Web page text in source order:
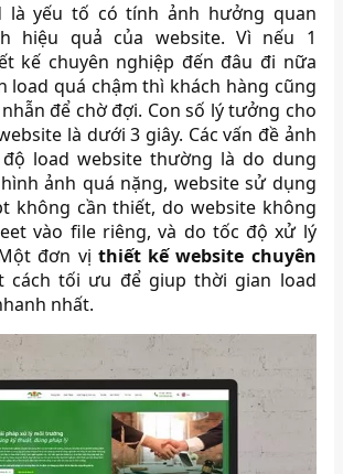
là yếu tố có tính ảnh hưởng quan
hiệu quả của website. Vì nếu 1
kế chuyên nghiệp đến đâu đi nữa
load quá chậm thì khách hàng cũng
để chờ đợi. Con số lý tưởng cho
là dưới 3 giây. Các vấn đề ảnh
load website thường là do dung
ảnh quá nặng, website sử dụng
không cần thiết, do website không
vào file riêng, và do tốc độ xử lý
đơn vị thiết kế website chuyên
cách tối ưu để giup thời gian load
nhất.